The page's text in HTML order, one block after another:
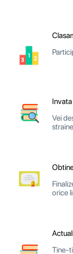
Vei
straine
orice
Tine-